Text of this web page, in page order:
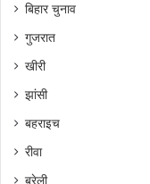
बिहार चुनाव
गुजरात
खीरी
झांसी
बहराइच
रीवा
बरेली